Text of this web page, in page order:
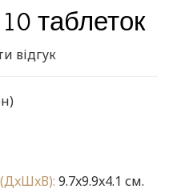
таблеток
відгук
9.7x9.9x4.1 см.